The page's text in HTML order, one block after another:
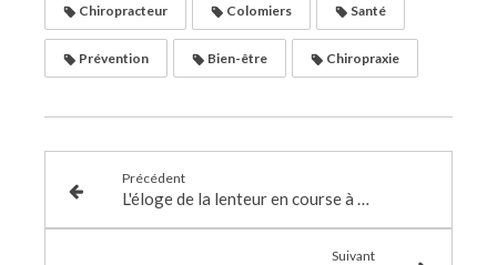
Chiropracteur Colomiers Santé
Prévention Bien-être Chiropraxie
Précédent
L'éloge de la lenteur en course à pied
Suivant